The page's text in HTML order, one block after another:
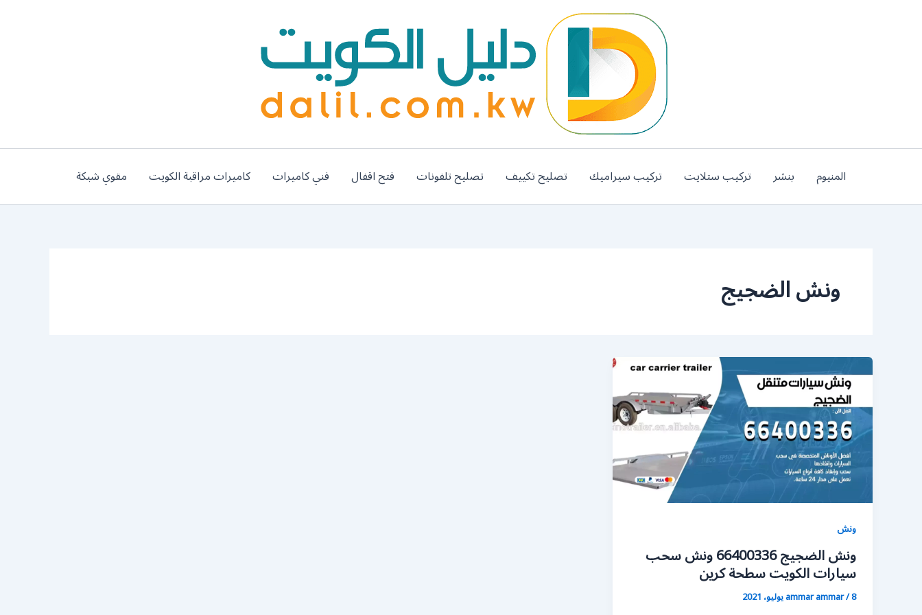
المنيوم بنشر تركيب ستلايت تركيب سيراميك تصليح تكييف تصليح تلفونات فتح اقفال فني كاميرات كاميرات مراقبة الكويت مقوي شبكة
ونش الضجيج
ونش
ونش الضجيج 66400336 ونش سحب
سيارات الكويت سطحة كرين
ammar ammar/8 يوليو، 2021